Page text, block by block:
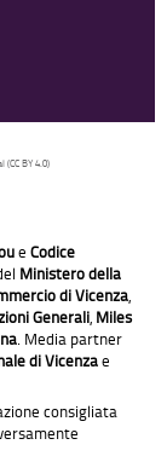
BY 4.0)
eCodice
Ministero della
di Vicenza,
Generali, Miles
. Media partner
di Vicenzae
consigliata